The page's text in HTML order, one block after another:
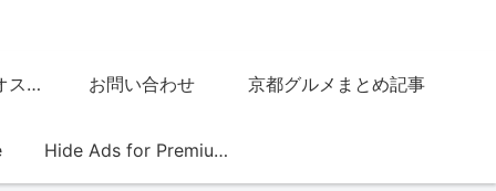
グッチジャパン的オススメ店 お問い合わせ 京都グルメまとめ記事
Hide Ads for Premium Members